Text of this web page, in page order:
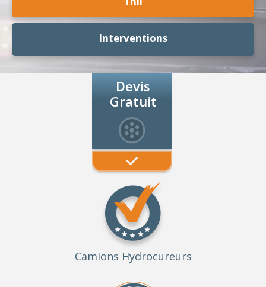
Interventions
Devis
Gratuit
Camions Hydrocureurs